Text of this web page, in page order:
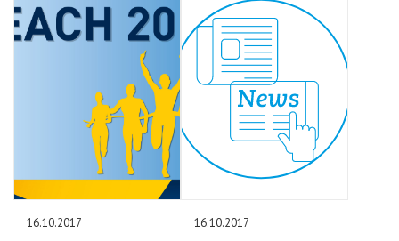
16.10.2017 16.10.2017